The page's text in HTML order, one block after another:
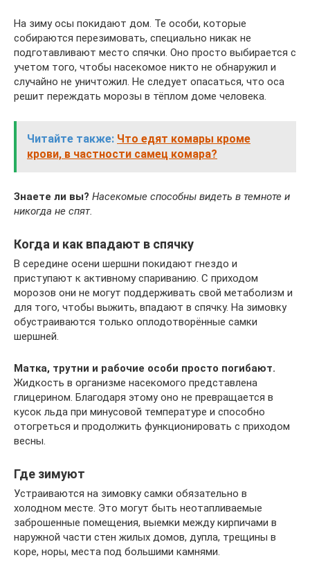
На зиму осы покидают дом. Те особи, которые
собираются перезимовать, специально никак не
подготавливают место спячки. Оно просто выбирается с
учетом того, чтобы насекомое никто не обнаружил и
случайно не уничтожил. Не следует опасаться, что оса
решит переждать морозы в тёплом доме человека.
Читайте также: Что едят комары кроме
крови, в частности самец комара?
Знаете ли вы? Насекомые способны видеть в темноте и
никогда не спят.
Когда и как впадают в спячку
В середине осени шершни покидают гнездо и
приступают к активному спариванию. С приходом
морозов они не могут поддерживать свой метаболизм и
для того, чтобы выжить, впадают в спячку. На зимовку
обустраиваются только оплодотворённые самки
шершней.
Матка, трутни и рабочие особи просто погибают.
Жидкость в организме насекомого представлена
глицерином. Благодаря этому оно не превращается в
кусок льда при минусовой температуре и способно
отогреться и продолжить функционировать с приходом
весны.
Где зимуют
Устраиваются на зимовку самки обязательно в
холодном месте. Это могут быть неотапливаемые
заброшенные помещения, выемки между кирпичами в
наружной части стен жилых домов, дупла, трещины в
коре, норы, места под большими камнями.